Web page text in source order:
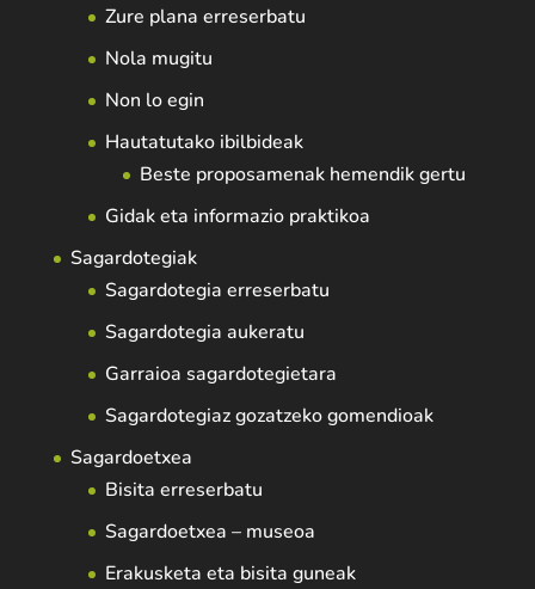
Zure plana erreserbatu
Nola mugitu
Non lo egin
Hautatutako ibilbideak
Beste proposamenak hemendik gertu
Gidak eta informazio praktikoa
Sagardotegiak
Sagardotegia erreserbatu
Sagardotegia aukeratu
Garraioa sagardotegietara
Sagardotegiaz gozatzeko gomendioak
Sagardoetxea
Bisita erreserbatu
Sagardoetxea – museoa
Erakusketa eta bisita guneak